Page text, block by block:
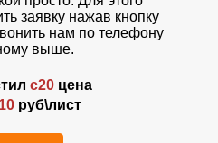
заявку нажав кнопку
нам по телефону
выше.
с20цена
руб\лист